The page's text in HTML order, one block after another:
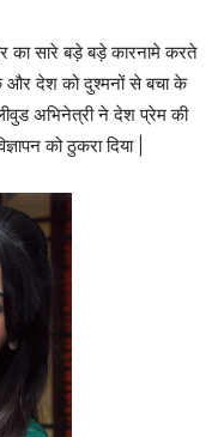
सारे बड़े बड़े कारनामे करते
और देश को दुश्मनों से बचा के
अभिनेत्री ने देश प्रेम की
को ठुकरा दिया |